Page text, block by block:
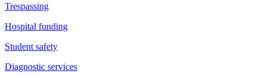
Trespassing
Hospital funding
Student safety
Diagnostic services